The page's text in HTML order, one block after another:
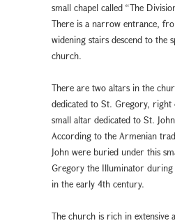
small chapel called “The
There is a narrow entrance,
widening stairs descend to the
church.
There are two altars in the
dedicated to St. Gregory, right
small altar dedicated to St.
According to the Armenian
John were buried under this
Gregory the Illuminator during
in the early 4th century.
The church is rich in extensive